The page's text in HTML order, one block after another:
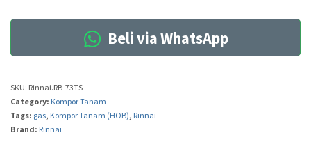
Beli via WhatsApp
SKU: Rinnai.RB-73TS
Category: Kompor Tanam
Tags: gas, Kompor Tanam (HOB), Rinnai
Brand: Rinnai